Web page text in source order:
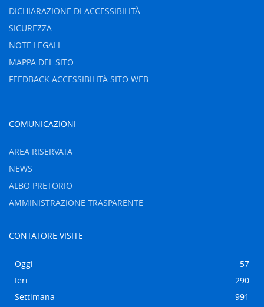
DICHIARAZIONE DI ACCESSIBILITÀ
SICUREZZA
NOTE LEGALI
MAPPA DEL SITO
FEEDBACK ACCESSIBILITÀ SITO WEB
COMUNICAZIONI
AREA RISERVATA
NEWS
ALBO PRETORIO
AMMINISTRAZIONE TRASPARENTE
CONTATORE VISITE
Oggi
57
Ieri
290
Settimana
991